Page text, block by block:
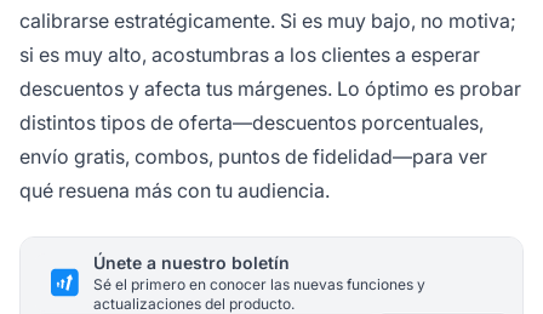
calibrarse estratégicamente. Si es muy bajo, no motiva;
si es muy alto, acostumbras a los clientes a esperar
descuentos y afecta tus márgenes. Lo óptimo es probar
distintos tipos de oferta—descuentos porcentuales,
envío gratis, combos, puntos de fidelidad—para ver
qué resuena más con tu audiencia.
Únete a nuestro boletín
Sé el primero en conocer las nuevas funciones y
actualizaciones del producto.